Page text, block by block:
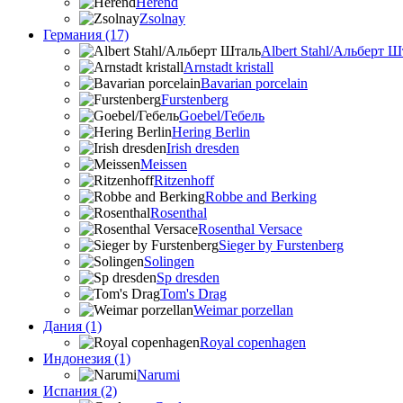
Zsolnay
Германия (17)
Albert Stahl/Альбеpт
Arnstadt kristall
Bavarian porcelain
Furstenberg
Goebel/Гебель
Hering Berlin
Irish dresden
Meissen
Ritzenhoff
Robbe and Berking
Rosenthal
Rosenthal Versace
Sieger by Furstenberg
Solingen
Sp dresden
Tom's Drag
Weimar porzellan
Дания (1)
Royal copenhagen
Индонезия (1)
Narumi
Испания (2)